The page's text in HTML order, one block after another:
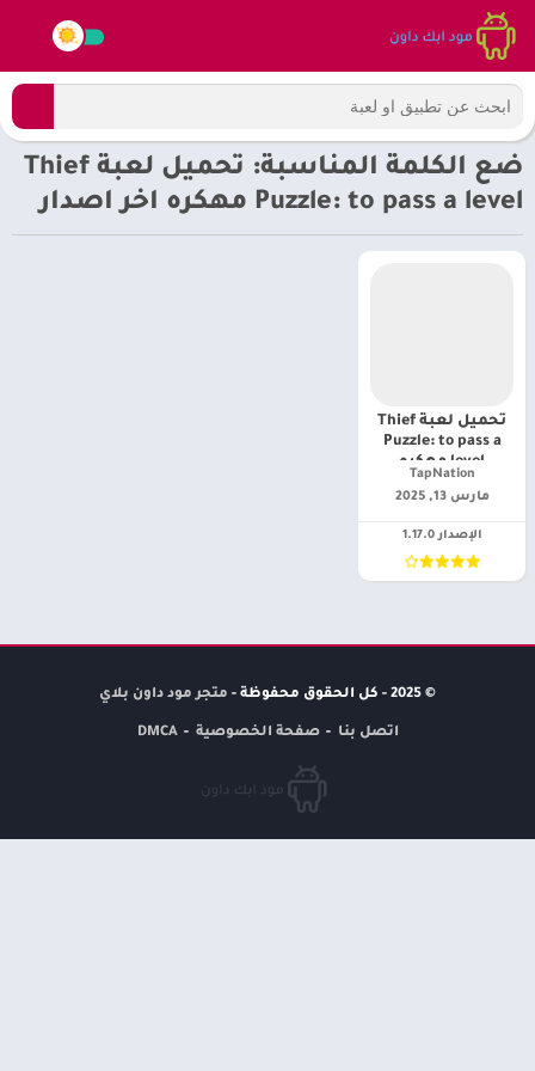
ضع الكلمة المناسبة: تحميل لعبة Thief
Puzzle: to pass a level مهكره اخر اصدار
تحميل لعبة Thief
Puzzle: to pass a
level مهكره
TapNation‏
مارس 13, 2025
الإصدار 1.17.0
© 2025 - كل الحقوق محفوظة - متجر مود داون بلاي
اتصل بنا صفحة الخصوصية DMCA